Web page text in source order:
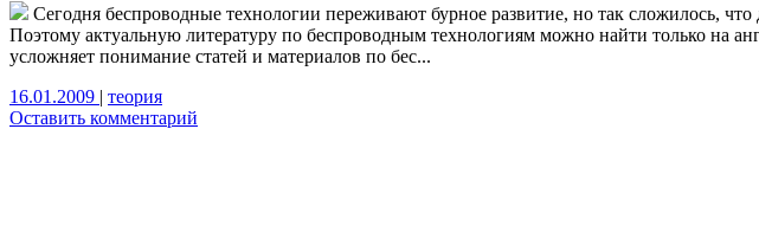
Сегодня беспроводные технологии переживают бурное развитие, но так сложилось,
Поэтому актуальную литературу по беспроводным технологиям можно найти только на
усложняет понимание статей и материалов по бес...
16.01.2009 | теория
Оставить комментарий